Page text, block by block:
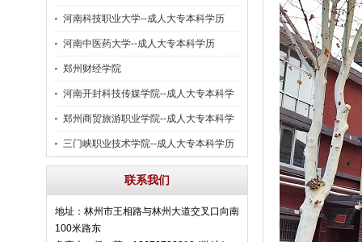
河南科技职业大学--成人大专本科学历
河南中医药大学--成人大专本科学历
郑州财经学院
河南开封科技传媒学院--成人大专本科学
历
郑州商贸旅游职业学院--成人大专本科学
历
三门峡职业技术学院--成人大专本科学历
联系我们
地址：林州市王相路与林州大道交叉口向南
100米路东